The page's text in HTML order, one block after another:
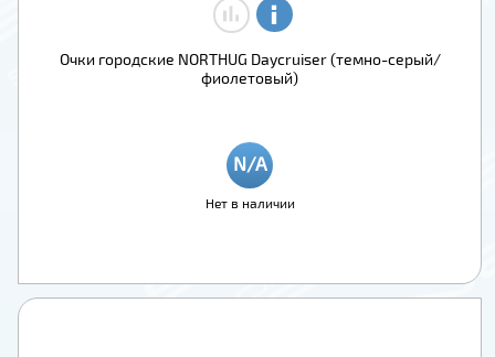
Очки городские NORTHUG Daycruiser (темно-серый/
фиолетовый)
Нет в наличии